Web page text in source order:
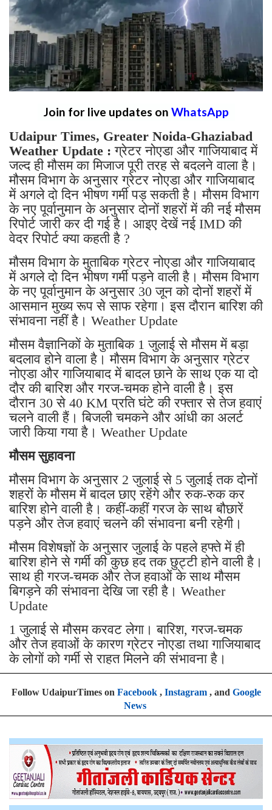
Join for live updates on WhatsApp
Udaipur Times, Greater Noida-Ghaziabad
Weather Update :ग्रेटर नोएडा और गाजियाबाद में
जल्द ही मौसम का मिजाज पूरी तरह से बदलने वाला है।
मौसम विभाग के अनुसार ग्रेटर नोएडा और गाजियाबाद
में अगले दो दिन भीषण गर्मी पड़ सकती है। मौसम विभाग
के नए पूर्वानुमान के अनुसार दोनों शहरों में की नई मौसम
रिपोर्ट जारी कर दी गई है। आइए देखें नई IMD की
वेदर रिपोर्ट क्या कहती है ?
मौसम विभाग के मुताबिक ग्रेटर नोएडा और गाजियाबाद
में अगले दो दिन भीषण गर्मी पड़ने वाली है। मौसम विभाग
के नए पूर्वानुमान के अनुसार 30 जून को दोनों शहरों में
आसमान मुख्य रूप से साफ रहेगा। इस दौरान बारिश की
संभावना नहीं है। Weather Update
मौसम वैज्ञानिकों के मुताबिक 1 जुलाई से मौसम में बड़ा
बदलाव होने वाला है। मौसम विभाग के अनुसार ग्रेटर
नोएडा और गाजियाबाद में बादल छाने के साथ एक या दो
दौर की बारिश और गरज-चमक होने वाली है। इस
दौरान 30 से 40 KM प्रति घंटे की रफ्तार से तेज हवाएं
चलने वाली हैं। बिजली चमकने और आंधी का अलर्ट
जारी किया गया है। Weather Update
मौसम सुहावना
मौसम विभाग के अनुसार 2 जुलाई से 5 जुलाई तक दोनों
शहरों के मौसम में बादल छाए रहेंगे और रुक-रुक कर
बारिश होने वाली है। कहीं-कहीं गरज के साथ बौछारें
पड़ने और तेज हवाएं चलने की संभावना बनी रहेगी।
मौसम विशेषज्ञों के अनुसार जुलाई के पहले हफ्ते में ही
बारिश होने से गर्मी की कुछ हद तक छुट्टी होने वाली है।
साथ ही गरज-चमक और तेज हवाओं के साथ मौसम
बिगड़ने की संभावना देखि जा रही है। Weather
Update
1 जुलाई से मौसम करवट लेगा। बारिश, गरज-चमक
और तेज हवाओं के कारण ग्रेटर नोएडा तथा गाजियाबाद
के लोगों को गर्मी से राहत मिलने की संभावना है।
Follow UdaipurTimes on Facebook, Instagram, and Google
News